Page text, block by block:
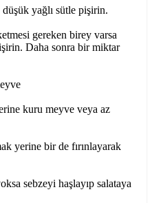
yağlı sütle pişirin.
gereken birey varsa
Daha sonra bir miktar
kuru meyve veya az
yerine bir de fırınlayarak
sebzeyi haşlayıp salataya